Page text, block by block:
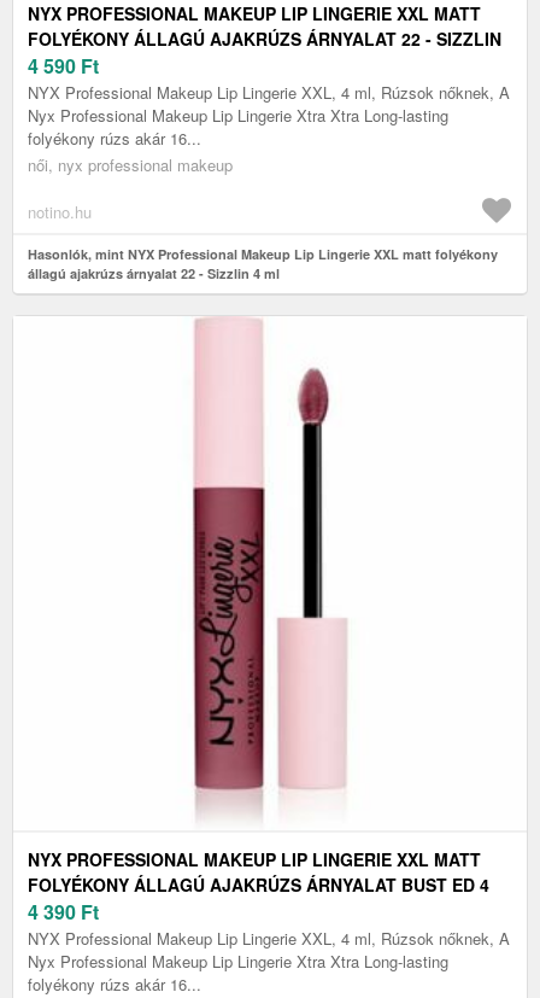
NYX PROFESSIONAL MAKEUP LIP LINGERIE XXL MATT
FOLYÉKONY ÁLLAGÚ AJAKRÚZS ÁRNYALAT 22 - SIZZLIN
4 ML
4 590 Ft
NYX Professional Makeup Lip Lingerie XXL, 4 ml, Rúzsok nőknek, A
Nyx Professional Makeup Lip Lingerie Xtra Xtra Long-lasting
folyékony rúzs akár 16...
női, nyx professional makeup
notino.hu
Hasonlók, mint NYX Professional Makeup Lip Lingerie XXL matt folyékony
állagú ajakrúzs árnyalat 22 - Sizzlin 4 ml
NYX PROFESSIONAL MAKEUP LIP LINGERIE XXL MATT
FOLYÉKONY ÁLLAGÚ AJAKRÚZS ÁRNYALAT BUST ED 4
ML
4 390 Ft
NYX Professional Makeup Lip Lingerie XXL, 4 ml, Rúzsok nőknek, A
Nyx Professional Makeup Lip Lingerie Xtra Xtra Long-lasting
folyékony rúzs akár 16...